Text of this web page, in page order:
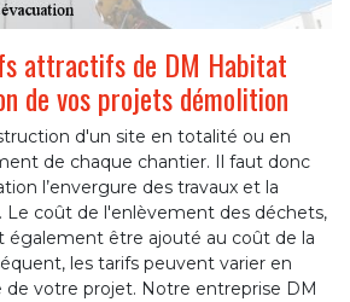
attractifs de DM Habitat
de vos projets démolition
d'un site en totalité ou en
de chaque chantier. Il faut donc
l’envergure des travaux et la
Le coût de l'enlèvement des déchets,
également être ajouté au coût de la
les tarifs peuvent varier en
votre projet. Notre entreprise DM